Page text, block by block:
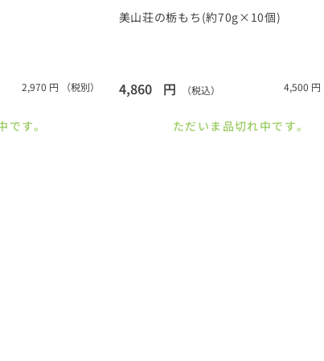
2,970 円 （税別）
です。
美山荘の栃もち(約70g×10個)
4,860 円 （税込） 4,500 円
ただいま品切れ中です。